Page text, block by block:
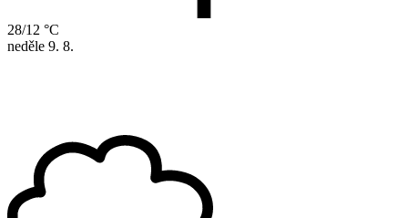
28/12 °C
neděle 9. 8.